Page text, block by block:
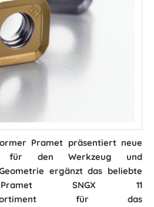
Pramet präsentiert neue
für den Werkzeug und
ergänzt das beliebte
Pramet SNGX 11
für das